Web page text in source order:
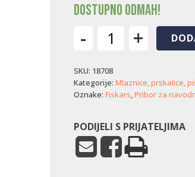
Dostupno odmah!
-
Fiskars
(sa
17
+
SKU: 18708
Kategorije: Mlaznice, prskalice,
Oznake: Fiskars,Pribor za
PODIJELI S PRIJATELJIMA